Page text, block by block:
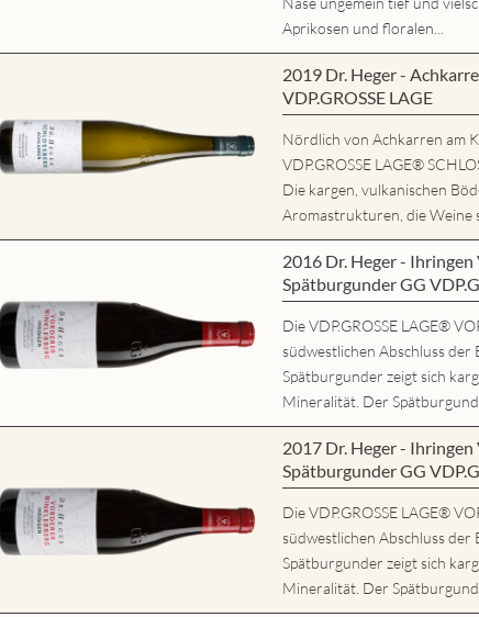
Aprikosen und floralen...
2019 Dr. Heger -
VDP.GROSSE LAGE
Nördlich von Achkarren am
VDP.GROSSE LAGE®
Die kargen, vulkanischen
Aromastrukturen, die Weine
2016 Dr. Heger - Ihringen
Spätburgunder GG
Die VDP.GROSSE LAGE®
südwestlichen Abschluss der
Spätburgunder zeigt sich
Mineralität. Der
2017 Dr. Heger - Ihringen
Spätburgunder GG
Die VDP.GROSSE LAGE®
südwestlichen Abschluss der
Spätburgunder zeigt sich
Mineralität. Der